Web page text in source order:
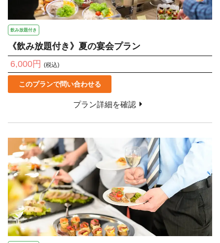
飲み放題付き
《飲み放題付き》夏の宴会プラン
6,000円 (税込)
このプランで問い合わせる
プラン詳細を確認